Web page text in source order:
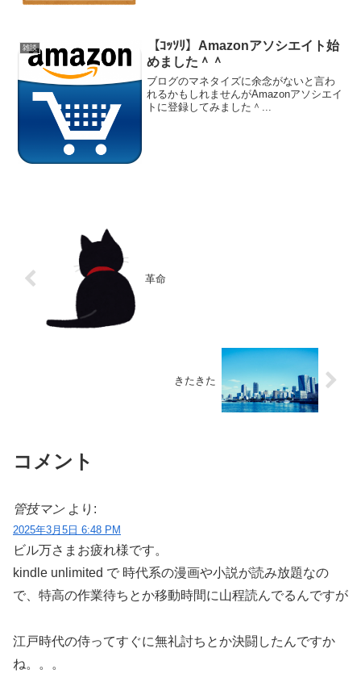
雑談
【ｺｯｿﾘ】Amazonアソシエイト始
めました＾＾
ブログのマネタイズに余念がないと言わ
れるかもしれませんがAmazonアソシエイ
トに登録してみました＾...
革命
きたきた
コメント
管技マン より:
2025年3月5日 6:48 PM
ビル万さまお疲れ様です。
kindle unlimited で 時代系の漫画や小説が読み放題なの
で、特高の作業待ちとか移動時間に山程読んでるんですが
江戸時代の侍ってすぐに無礼討ちとか決闘したんですか
ね。。。